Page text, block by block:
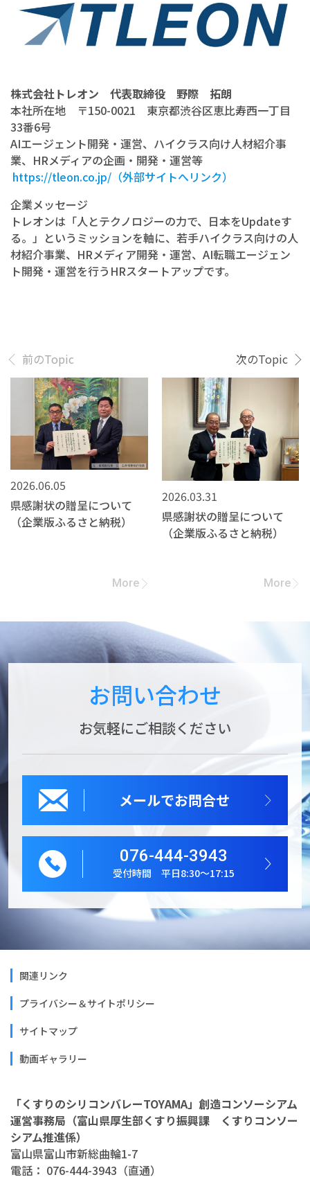
株式会社トレオン 代表取締役 野際 拓朗
本社所在地 〒150-0021 東京都渋谷区恵比寿西一丁目
33番6号
AIエージェント開発・運営、ハイクラス向け人材紹介事
業、HRメディアの企画・開発・運営等
https://tleon.co.jp/（外部サイトへリンク）
企業メッセージ
トレオンは「人とテクノロジーの力で、日本をUpdateす
る。」というミッションを軸に、若手ハイクラス向けの人
材紹介事業、HRメディア開発・運営、AI転職エージェン
ト開発・運営を行うHRスタートアップです。
2026.06.05
県感謝状の贈呈について
（企業版ふるさと納税）
More
2026.03.31
県感謝状の贈呈について
（企業版ふるさと納税）
More
前のTopic 次のTopic
お問い合わせ
お気軽にご相談ください
メールでお問合せ
076-444-3943
受付時間 平日8:30～17:15
関連リンク
プライバシー＆サイトポリシー
サイトマップ
動画ギャラリー
「くすりのシリコンバレーTOYAMA」創造コンソーシアム
運営事務局（富山県厚生部くすり振興課 くすりコンソー
シアム推進係）
富山県富山市新総曲輪1-7
電話： 076-444-3943（直通）